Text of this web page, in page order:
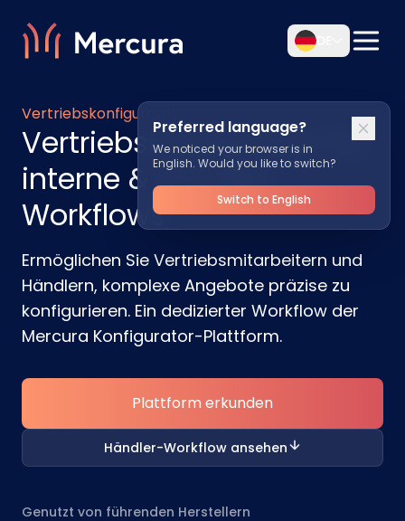
Preferred language?
We noticed your browser is in
English. Would you like to switch?
Switch to English
Vertriebskonfigurator
Vertriebskonfigurator für
interne & Händler-
Workflows
Ermöglichen Sie Vertriebsmitarbeitern und
Händlern, komplexe Angebote präzise zu
konfigurieren. Ein dedizierter Workflow der
Mercura Konfigurator-Plattform.
Plattform erkunden
Händler-Workflow ansehen
Genutzt von führenden Herstellern